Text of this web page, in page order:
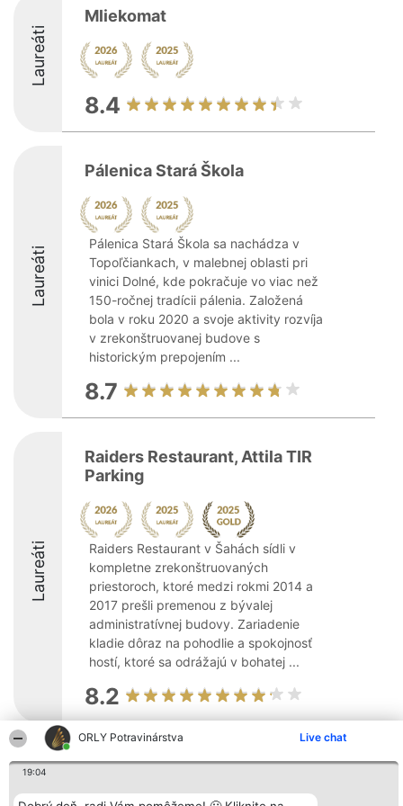
ORLY Potravinárstva Live chat
19:04
Laureáti
Mliekomat
8.4
Laureáti
Pálenica Stará Škola
Pálenica Stará Škola sa nachádza v
Topoľčiankach, v malebnej oblasti pri
vinici Dolné, kde pokračuje vo viac než
150-ročnej tradícii pálenia. Založená
bola v roku 2020 a svoje aktivity rozvíja
v zrekonštruovanej budove s
historickým prepojením ...
8.7
Laureáti
Raiders Restaurant, Attila TIR
Parking
Raiders Restaurant v Šahách sídli v
kompletne zrekonštruovaných
priestoroch, ktoré medzi rokmi 2014 a
2017 prešli premenou z bývalej
administratívnej budovy. Zariadenie
kladie dôraz na pohodlie a spokojnosť
hostí, ktoré sa odrážajú v bohatej ...
8.2
Organizátor hodnotenia
Bright Side Solutions sp. z o.
ul. Ruska 22
Hodnotenie
wszystkich
Kontakt